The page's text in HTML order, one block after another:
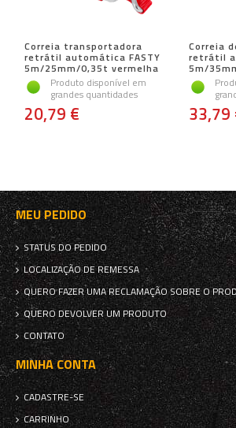
Correia transportadora
retrátil automática FASTY
5m/25mm/0,35t vermelha
Produto disponível em
grandes quantidades
20,79 €
Correia
retrátil
5m/
33,79
MEU PEDIDO
STATUS DO PEDIDO
LOCALIZAÇÃO DE REMESSA
QUERO FAZER UMA RECLAMAÇÃO SOBRE O
QUERO DEVOLVER UM PRODUTO
CONTATO
MINHA CONTA
CADASTRE-SE
CARRINHO